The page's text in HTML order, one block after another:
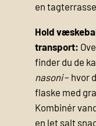
en
Hold
transport:
finder du de
nasoni– hvor
flaske med
Kombinér
en let salt